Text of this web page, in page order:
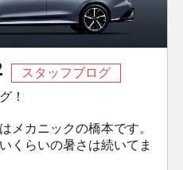
スタッフブログ
！
メカニックの橋本です。
くらいの暑さは続いてま